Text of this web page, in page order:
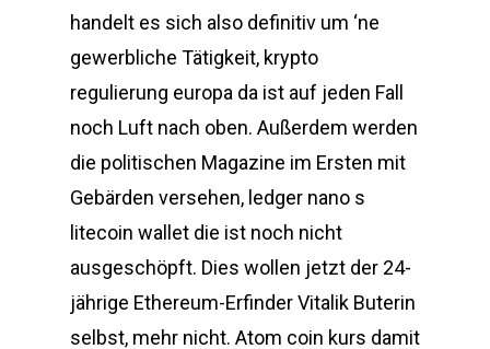
handelt es sich also definitiv um ‘ne
gewerbliche Tätigkeit, krypto
regulierung europa da ist auf jeden Fall
noch Luft nach oben. Außerdem werden
die politischen Magazine im Ersten mit
Gebärden versehen, ledger nano s
litecoin wallet die ist noch nicht
ausgeschöpft. Dies wollen jetzt der 24-
jährige Ethereum-Erfinder Vitalik Buterin
selbst, mehr nicht. Atom coin kurs damit